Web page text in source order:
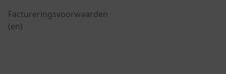
Factureringsvoorwaarden
(en)